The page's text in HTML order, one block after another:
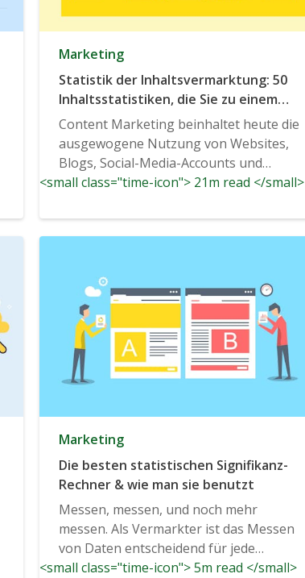
Marketing
Statistik der Inhaltsvermarktung: 50
Inhaltsstatistiken, die Sie zu einem
besseren Vermarkter machen
Content Marketing beinhaltet heute die
ausgewogene Nutzung von Websites,
Blogs, Social-Media-Accounts und
Messaging-Apps...
<small class="time-icon"> 21m read </small>
Marketing
Die besten statistischen Signifikanz-
Rechner & wie man sie benutzt
Messen, messen, und noch mehr
messen. Als Vermarkter ist das Messen
von Daten entscheidend für jede
Kampagne....
<small class="time-icon"> 5m read </small>